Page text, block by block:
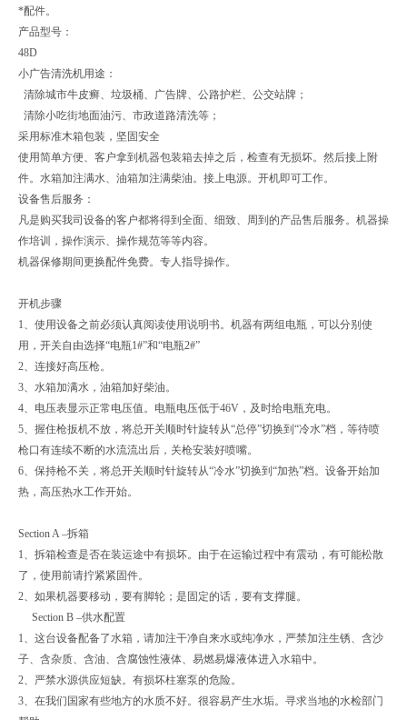
*配件。
产品型号：
48D
小广告清洗机用途：
清除城市牛皮癣、垃圾桶、广告牌、公路护栏、公交站牌；
清除小吃街地面油污、市政道路清洗等；
采用标准木箱包装，坚固安全
使用简单方便、客户拿到机器包装箱去掉之后，检查有无损坏。然后接上附
件。水箱加注满水、油箱加注满柴油。接上电源。开机即可工作。
设备售后服务：
凡是购买我司设备的客户都将得到全面、细致、周到的产品售后服务。机器操
作培训，操作演示、操作规范等等内容。
机器保修期间更换配件免费。专人指导操作。
开机步骤
1、使用设备之前必须认真阅读使用说明书。机器有两组电瓶，可以分别使
用，开关自由选择“电瓶1#”和“电瓶2#”
2、连接好高压枪。
3、水箱加满水，油箱加好柴油。
4、电压表显示正常电压值。电瓶电压低于46V，及时给电瓶充电。
5、握住枪扳机不放，将总开关顺时针旋转从“总停”切换到“冷水”档，等待喷
枪口有连续不断的水流流出后，关枪安装好喷嘴。
6、保持枪不关，将总开关顺时针旋转从“冷水”切换到“加热”档。设备开始加
热，高压热水工作开始。
Section A –拆箱
1、拆箱检查是否在装运途中有损坏。由于在运输过程中有震动，有可能松散
了，使用前请拧紧紧固件。
2、如果机器要移动，要有脚轮；是固定的话，要有支撑腿。
Section B –供水配置
1、这台设备配备了水箱，请加注干净自来水或纯净水，严禁加注生锈、含沙
子、含杂质、含油、含腐蚀性液体、易燃易爆液体进入水箱中。
2、严禁水源供应短缺。有损坏柱塞泵的危险。
3、在我们国家有些地方的水质不好。很容易产生水垢。寻求当地的水检部门